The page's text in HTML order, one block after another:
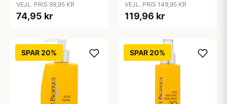
VEJL. PRIS 99,95 KR
74,95 kr
VEJL. PRIS 149,95 KR
119,96 kr
SPAR 20% SPAR 20%